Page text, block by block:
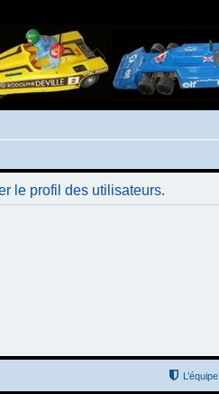
le profil des utilisateurs.
L’équipe